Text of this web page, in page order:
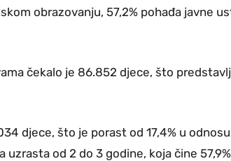
obrazovanju, 57,2% pohađa javne
čekalo je 86.852 djece, što
djece, što je porast od 17,4% u
uzrasta od 2 do 3 godine, koja čine